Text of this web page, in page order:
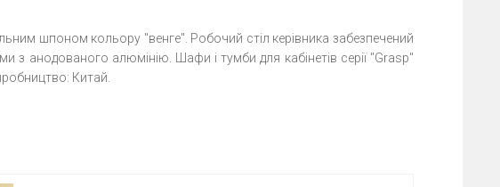
шпоном кольору "венге". Робочий стіл керівника забезпечений
з анодованого алюмінію. Шафи і тумби для кабінетів серії "Grasp"
Китай.